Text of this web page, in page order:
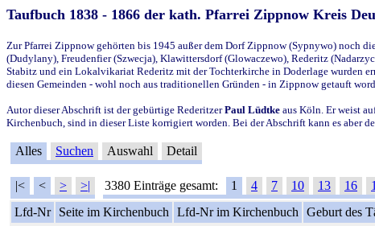
Taufbuch 1838 - 1866 der kath. Pfarrei Zippnow Kreis
Zur Pfarrei Zippnow gehörten bis 1945 außer dem Dorf Zippnow (Sypnywo) noch
(Dudylany), Freudenfier (Szwecja), Klawittersdorf (Glowaczewo), Rederitz
Stabitz und ein Lokalvikariat Rederitz mit der Tochterkirche in Doderlage wurden
diesen Gemeinden - wohl noch aus traditionellen Gründen - in Zippnow getauft
Autor dieser Abschrift ist der gebürtige RederitzerPaul Lüdtke aus Köln. Er weist
Kirchenbuch, sind in dieser Liste korrigiert worden. Bei der Abschrift kann es aber
Alles Suchen Auswahl Detail
|< < > >| 3380 Einträge gesamt: 1 4 7 10 13 16
Lfd-Nr
Seite im Kirchenbuch Lfd-Nr im Kirchenbuch Geburt des